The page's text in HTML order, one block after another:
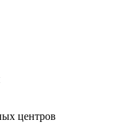
центров